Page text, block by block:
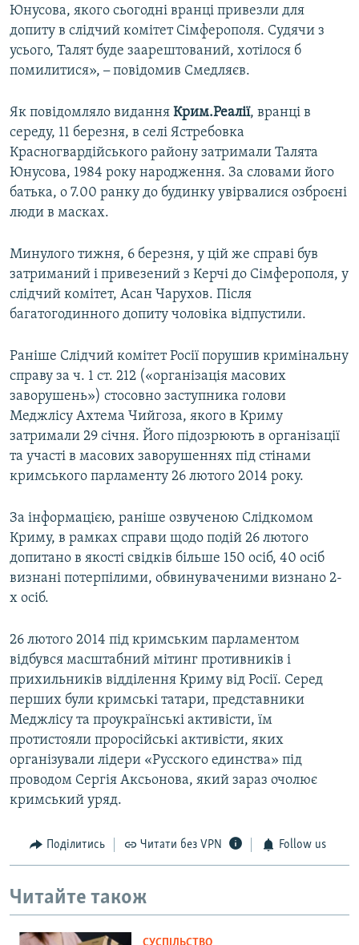
Юнусова, якого сьогодні вранці привезли для
допиту в слідчий комітет Сімферополя. Судячи з
усього, Талят буде заарештований, хотілося б
помилитися», –повідомив Смедляєв.
Як повідомляло видання Крим.Реалії, вранці в
середу, 11 березня, в селі Ястребовка
Красногвардійського району затримали Талята
Юнусова, 1984 року народження. За словами його
батька, о 7.00 ранку до будинку увірвалися озброєні
люди в масках.
Минулого тижня, 6 березня, у цій же справі був
затриманий і привезений з Керчі до Сімферополя, у
слідчий комітет, Асан Чарухов. Після
багатогодинного допиту чоловіка відпустили.
Раніше Слідчий комітет Росії порушив кримінальну
справу за ч. 1 ст. 212 («організація масових
заворушень») стосовно заступника голови
Меджлісу Ахтема Чийгоза, якого в Криму
затримали 29 січня. Його підозрюють в організації
та участі в масових заворушеннях під стінами
кримського парламенту 26 лютого 2014 року.
За інформацією, раніше озвученою Слідкомом
Криму, в рамках справи щодо подій 26 лютого
допитано в якості свідків більше 150 осіб, 40 осіб
визнані потерпілими, обвинуваченими визнано 2-
х осіб.
26 лютого 2014 під кримським парламентом
відбувся масштабний мітинг противників і
прихильників відділення Криму від Росії. Серед
перших були кримські татари, представники
Меджлісу та проукраїнські активісти, їм
протистояли проросійські активісти, яких
організували лідери «Русского единства» під
проводом Сергія Аксьонова, який зараз очолює
кримський уряд.
Поділитись Читати без VPN Follow us
Читайте також